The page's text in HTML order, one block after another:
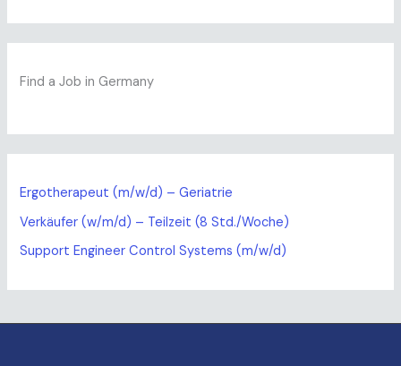
Find a Job in Germany
Ergotherapeut (m/w/d) – Geriatrie
Verkäufer (w/m/d) – Teilzeit (8 Std./Woche)
Support Engineer Control Systems (m/w/d)